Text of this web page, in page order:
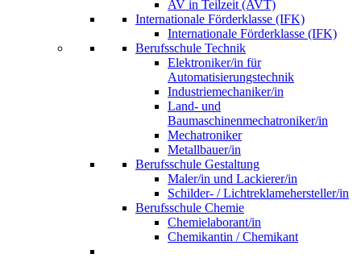
AV in Teilzeit (AVT)
Internationale Förderklasse (IFK)
Internationale Förderklasse (IFK)
Berufsschule Technik
Elektroniker/in für
Automatisierungstechnik
Industriemechaniker/in
Land- und
Baumaschinenmechatroniker/in
Mechatroniker
Metallbauer/in
Berufsschule Gestaltung
Maler/in und Lackierer/in
Schilder- / Lichtreklamehersteller/in
Berufsschule Chemie
Chemielaborant/in
Chemikantin / Chemikant